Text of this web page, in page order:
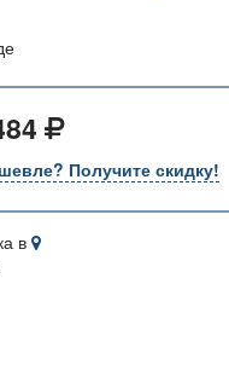
Получите скидку!
в